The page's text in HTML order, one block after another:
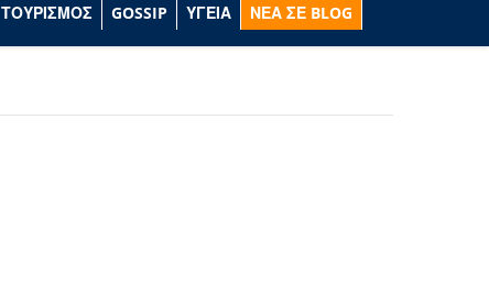
ΤΟΥΡΙΣΜΟΣ GOSSIP ΥΓΕΙΑ ΝΕΑ ΣΕ BLOG